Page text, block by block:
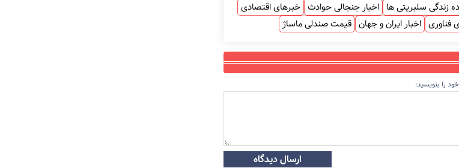
زندگی سلبریتی ها اخبار جنجالی حوادث خبرهای اقتصادی
فناوری اخبار ایران و جهان قیمت صندلی ماساژ
را بنویسید:
ارسال دیدگاه